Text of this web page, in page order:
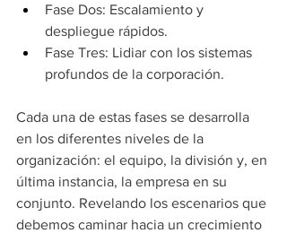
Fase Dos: Escalamiento y
despliegue rápidos.
Fase Tres: Lidiar con los sistemas
profundos de la corporación.
Cada una de estas fases se desarrolla
en los diferentes niveles de la
organización: el equipo, la división y, en
última instancia, la empresa en su
conjunto. Revelando los escenarios que
debemos caminar hacia un crecimiento